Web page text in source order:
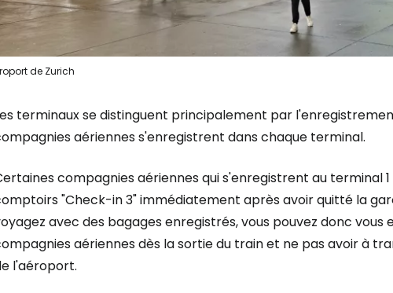
de Zurich
terminaux se distinguent principalement par
aériennes s'enregistrent dans chaque terminal.
compagnies aériennes qui s'enregistrent au terminal
"Check-in 3" immédiatement après avoir quitté la
avec des bagages enregistrés, vous pouvez donc
aériennes dès la sortie du train et ne pas avoir à
l'aéroport.